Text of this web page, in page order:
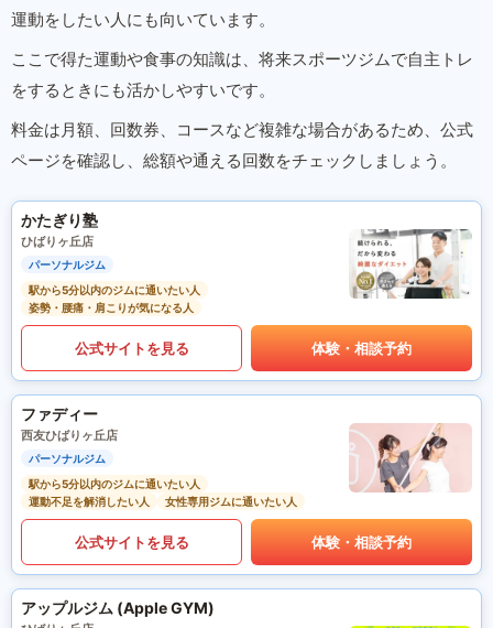
運動をしたい人にも向いています。
ここで得た運動や食事の知識は、将来スポーツジムで自主トレ
をするときにも活かしやすいです。
料金は月額、回数券、コースなど複雑な場合があるため、公式
ページを確認し、総額や通える回数をチェックしましょう。
かたぎり塾
ひばりヶ丘店
パーソナルジム
駅から5分以内のジムに通いたい人
姿勢・腰痛・肩こりが気になる人
公式サイトを見る 体験・相談予約
ファディー
西友ひばりヶ丘店
パーソナルジム
駅から5分以内のジムに通いたい人
運動不足を解消したい人
女性専用ジムに通いたい人
公式サイトを見る 体験・相談予約
アップルジム (Apple GYM)